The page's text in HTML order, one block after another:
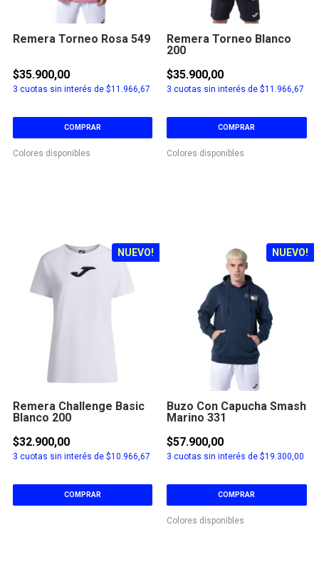
Remera Torneo Rosa 549
$35.900,00
3 cuotas sin interés de $11.966,67
COMPRAR
Colores disponibles
Remera Torneo Blanco
200
$35.900,00
3 cuotas sin interés de $11.966,67
COMPRAR
Colores disponibles
NUEVO!
Remera Challenge Basic
Blanco 200
$32.900,00
3 cuotas sin interés de $10.966,67
COMPRAR
NUEVO!
Buzo Con Capucha Smash
Marino 331
$57.900,00
3 cuotas sin interés de $19.300,00
COMPRAR
Colores disponibles